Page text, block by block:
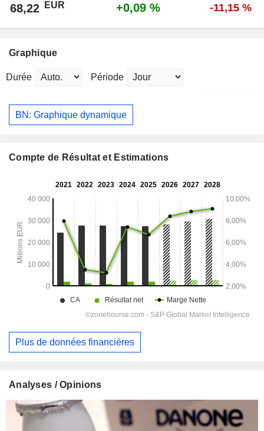
68,22 EUR +0,09 % -11,15 %
Graphique
Durée Période
BN: Graphique dynamique
Compte de Résultat et Estimations
Plus de données financières
Analyses / Opinions